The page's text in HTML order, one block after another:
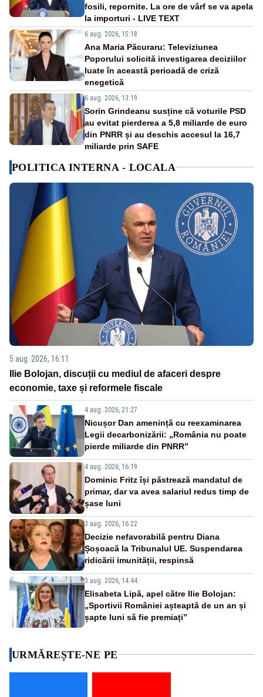
fosili, repornite. La ore de vârf se va apela
la importuri - LIVE TEXT
6 aug. 2026, 15:18
Ana Maria Păcuraru: Televiziunea
Poporului solicită investigarea deciziilor
luate în această perioadă de criză
enegetică
6 aug. 2026, 13:19
Sorin Grindeanu susține că voturile PSD
au evitat pierderea a 5,8 miliarde de euro
din PNRR și au deschis accesul la 16,7
miliarde prin SAFE
POLITICA INTERNA - LOCALA
5 aug. 2026, 16:11
Ilie Bolojan, discuții cu mediul de afaceri despre
economie, taxe și reformele fiscale
4 aug. 2026, 21:27
Nicușor Dan amenință cu reexaminarea
Legii decarbonizării: „România nu poate
pierde miliarde din PNRR”
4 aug. 2026, 16:19
Dominic Fritz își păstrează mandatul de
primar, dar va avea salariul redus timp de
șase luni
3 aug. 2026, 16:22
Decizie nefavorabilă pentru Diana
Șoșoacă la Tribunalul UE. Suspendarea
ridicării imunității, respinsă
3 aug. 2026, 14:44
Elisabeta Lipă, apel către Ilie Bolojan:
„Sportivii României așteaptă de un an și
șapte luni să fie premiați”
URMĂREȘTE-NE PE